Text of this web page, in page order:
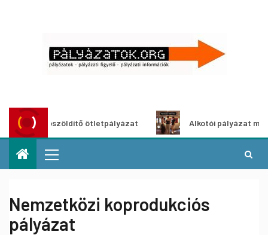
Városzöldítő ötletpályázat Alkotói pályázat
Nemzetközi koprodukciós
pályázat